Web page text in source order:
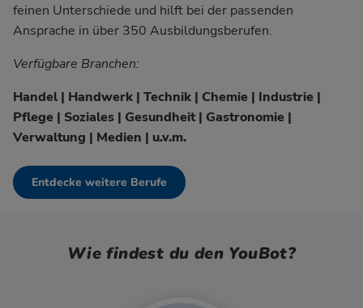
feinen Unterschiede und hilft bei der passenden
Ansprache in über 350 Ausbildungsberufen.
Verfügbare Branchen:
Handel | Handwerk | Technik | Chemie | Industrie |
Pflege | Soziales | Gesundheit | Gastronomie |
Verwaltung | Medien | u.v.m.
Entdecke weitere Berufe
Wie findest du den YouBot?